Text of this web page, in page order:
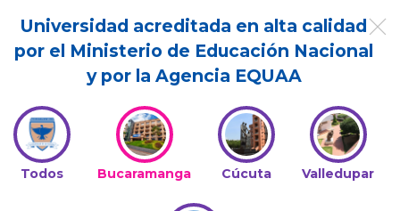
Universidad acreditada en alta calidad
por el Ministerio de Educación Nacional
y por la Agencia EQUAA
Todos Bucaramanga Cúcuta Valledupar